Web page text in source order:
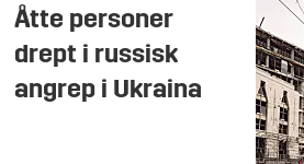
Åtte personer
drept i russisk
angrep i Ukraina